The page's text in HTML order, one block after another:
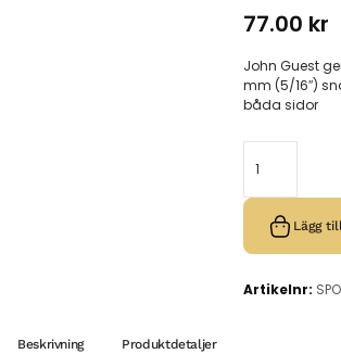
77.00 kr
John Guest
mm (5/16″)
båda sidor
Lägg
Artikelnr:
Beskrivning Produktdetaljer